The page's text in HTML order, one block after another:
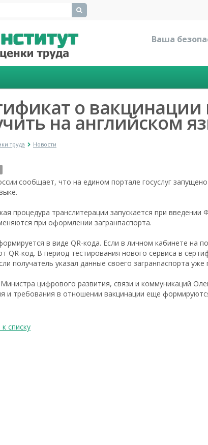
Ваша
о
на английском
труда Новости
сообщает, что на едином портале госуслуг
процедура транслитерации запускается при
при оформлении загранпаспорта.
в виде QR-кода. Если в личном кабинете на
QR-код. В период тестирования нового сервиса в
получатель указал данные своего загранпаспорта
цифрового развития, связи и коммуникаций
и требования в отношении вакцинации еще
списку